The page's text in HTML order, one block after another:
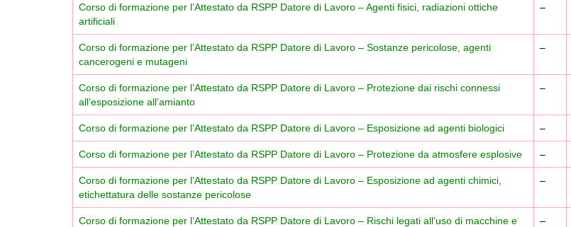
Corso di formazione per l’Attestato da RSPP Datore di Lavoro – Agenti fisici, radiazioni ottiche
artificiali
–
Corso di formazione per l’Attestato da RSPP Datore di Lavoro – Sostanze pericolose, agenti
cancerogeni e mutageni
–
Corso di formazione per l’Attestato da RSPP Datore di Lavoro – Protezione dai rischi connessi
all’esposizione all’amianto
–
Corso di formazione per l’Attestato da RSPP Datore di Lavoro – Esposizione ad agenti biologici –
Corso di formazione per l’Attestato da RSPP Datore di Lavoro – Protezione da atmosfere esplosive –
Corso di formazione per l’Attestato da RSPP Datore di Lavoro – Esposizione ad agenti chimici,
etichettatura delle sostanze pericolose
–
Corso di formazione per l’Attestato da RSPP Datore di Lavoro – Rischi legati all’uso di macchine e
–